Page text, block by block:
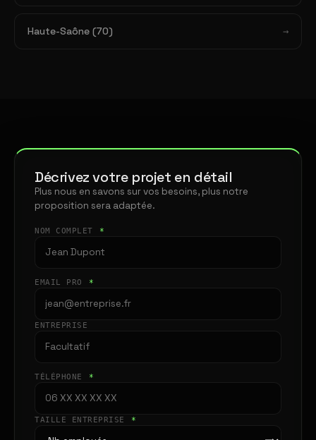
Haute-Saône (70)
Décrivez votre projet en détail
Plus nous en savons sur vos besoins, plus notre
proposition sera adaptée.
NOM COMPLET *
EMAIL PRO *
ENTREPRISE
TÉLÉPHONE *
TAILLE ENTREPRISE *